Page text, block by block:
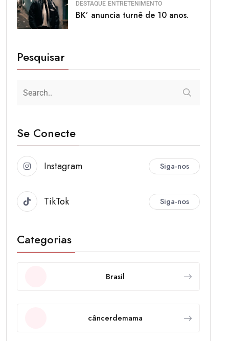
DESTAQUE ENTRETENIMENTO
BK’ anuncia turnê de 10 anos.
Pesquisar
Se Conecte
Instagram Siga-nos
TikTok Siga-nos
Categorias
Brasil
câncerdemama